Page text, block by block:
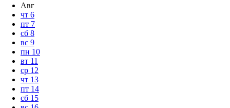
Авг
чт 6
пт 7
сб 8
вс 9
пн 10
вт 11
ср 12
чт 13
пт 14
сб 15